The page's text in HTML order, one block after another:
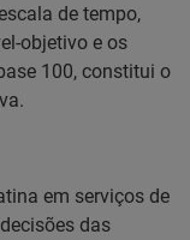
de tempo,
objetivo e os
100, constitui o
em serviços de
das